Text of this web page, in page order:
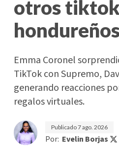
otros
Emma Coronel
TikTok con Supremo,
generando reacciones
regalos virtuales.
Publicado7 ago. 2026
Por: Evelin Borjas